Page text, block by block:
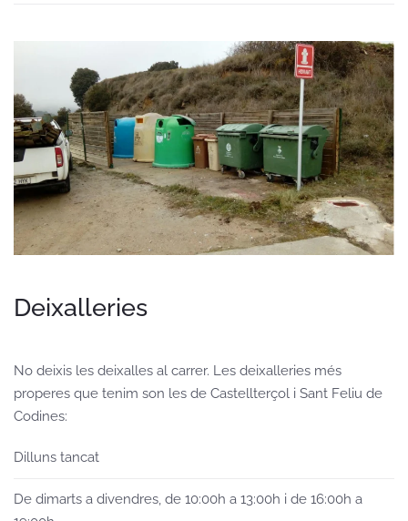
Deixalleries
No deixis les deixalles al carrer. Les deixalleries més
properes que tenim son les de Castellterçol i Sant Feliu de
Codines:
Dilluns tancat
De dimarts a divendres, de 10:00h a 13:00h i de 16:00h a